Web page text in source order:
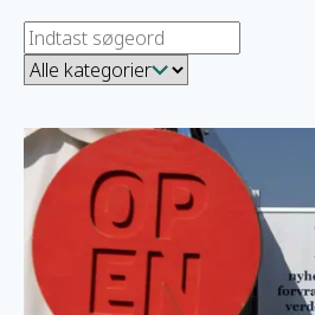
Forlænget frist til at søge